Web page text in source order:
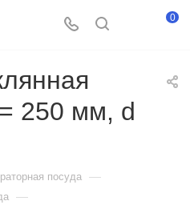
0
250 мм, d
посуда —
—